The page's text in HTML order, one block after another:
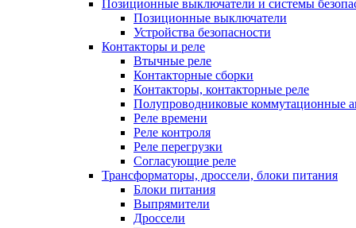
Позиционные выключатели и системы
Позиционные выключатели
Устройства безопасности
Контакторы и реле
Втычные реле
Контакторные сборки
Контакторы, контакторные реле
Полупроводниковые коммутационные
Реле времени
Реле контроля
Реле перегрузки
Согласующие реле
Трансформаторы, дроссели, блоки питания
Блоки питания
Выпрямители
Дроссели